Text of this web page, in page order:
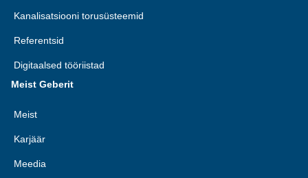
Kanalisatsiooni torusüsteemid
Referentsid
Digitaalsed tööriistad
Meist Geberit
Meist
Karjäär
Meedia